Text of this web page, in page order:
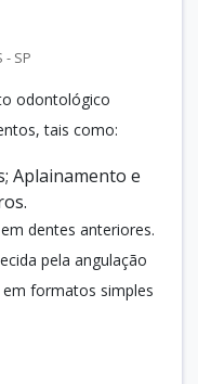
- SP
odontológico
tais como:
Aplainamento e
dentes anteriores.
pela angulação
em formatos simples